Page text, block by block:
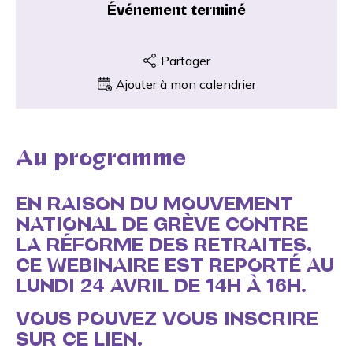
Événement terminé
Partager
Ajouter à mon calendrier
Au programme
EN RAISON DU MOUVEMENT
NATIONAL DE GRÈVE CONTRE
LA RÉFORME DES RETRAITES,
CE WEBINAIRE EST REPORTÉ AU
LUNDI 24 AVRIL DE 14H À 16H.
VOUS POUVEZ VOUS INSCRIRE
SUR CE LIEN.